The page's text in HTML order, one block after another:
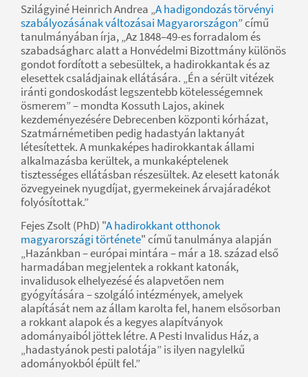
Szilágyiné Heinrich Andrea „A hadigondozás törvényi
szabályozásának változásai Magyarországon” című
tanulmányában írja, „Az 1848–49-es forradalom és
szabadságharc alatt a Honvédelmi Bizottmány különös
gondot fordított a sebesültek, a hadirokkantak és az
elesettek családjainak ellátására. „Én a sérült vitézek
iránti gondoskodást legszentebb kötelességemnek
ösmerem” – mondta Kossuth Lajos, akinek
kezdeményezésére Debrecenben központi kórházat,
Szatmárnémetiben pedig hadastyán laktanyát
létesítettek. A munkaképes hadirokkantak állami
alkalmazásba kerültek, a munkaképtelenek
tisztességes ellátásban részesültek. Az elesett katonák
özvegyeinek nyugdíjat, gyermekeinek árvajáradékot
folyósítottak.”
Fejes Zsolt (PhD) "A hadirokkant otthonok
magyarországi története" című tanulmánya alapján
„Hazánkban – európai mintára – már a 18. század első
harmadában megjelentek a rokkant katonák,
invalidusok elhelyezésé és alapvetően nem
gyógyítására – szolgáló intézmények, amelyek
alapítását nem az állam karolta fel, hanem elsősorban
a rokkant alapok és a kegyes alapítványok
adományaiból jöttek létre. A Pesti Invalidus Ház, a
„hadastyánok pesti palotája” is ilyen nagylelkű
adományokból épült fel.”